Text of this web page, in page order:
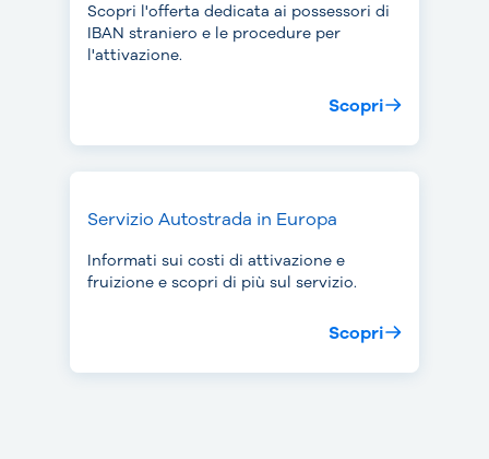
Scopri l'offerta dedicata ai possessori di
IBAN straniero e le procedure per
l'attivazione.
Scopri
Servizio Autostrada in Europa
Informati sui costi di attivazione e
fruizione e scopri di più sul servizio.
Scopri